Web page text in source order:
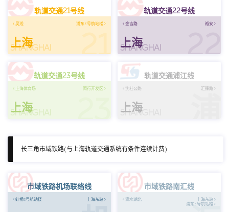
21
轨道交通21号线
浦东3号航站楼
吴淞
SHANGHAI
上海 22
轨道交通22号线
裕安
金吉路
SHANGHAI
上海
23
轨道交通23号线
闵行开发区
上海体育场
SHANGHAI
上海
轨道交通浦江线
汇臻路
沈杜公路
SHANGHAI
上海
长三角市域铁路(与上海轨道交通系统有条件连续计费)
市域铁路机场联络线
上海东站
虹桥2号航站楼
市域铁路南汇线
上海东站
浦东3号航站楼
滴水湖北